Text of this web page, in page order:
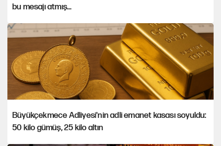
bu mesajı atmış...
Büyükçekmece Adliyesi'nin adli emanet kasası soyuldu:
50 kilo gümüş, 25 kilo altın